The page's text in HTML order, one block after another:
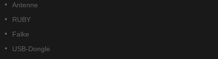
Antenne
RUBY
Falke
USB-Dongle